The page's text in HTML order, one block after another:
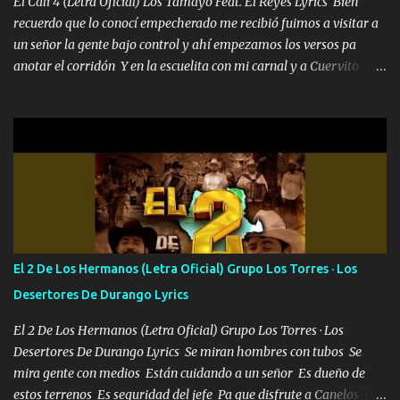
recuerdo que lo conocí empecherado me recibió fuimos a visitar a
un señor la gente bajo control y ahí empezamos los versos pa
anotar el corridón Y en la escuelita con mi carnal y a Cuervito
camisa es color Verde y peleam0s la Bandera por todita a la ciudad
con los drones patrullando la Frontera De Tijuana Bulevares
Bellas Artes me ve en las blancas ya hace falta mi APA FLACO
verde se le extraña pa que sepan Aquí Pura GENTE DE LA RANA 🐸
POR CLAVE ES EL CALI 4 EN LA CIUDAD TIJUANA Música Al
tirante andamos mi carnal atento a cualquier necesidad no porque
se ve limpio el camino nos confiamos al andar y nunca con la
misma piedra me vuelvo a tropezar Cuando ando de enamorado
en corto me tiró a per...
El 2 De Los Hermanos (Letra Oficial) Grupo Los Torres · Los
Desertores De Durango Lyrics
El 2 De Los Hermanos (Letra Oficial) Grupo Los Torres · Los
Desertores De Durango Lyrics Se miran hombres con tubos Se
mira gente con medios Están cuidando a un señor Es dueño de
estos terrenos Es seguridad del jefe Pa que disfrute a Canelos Es